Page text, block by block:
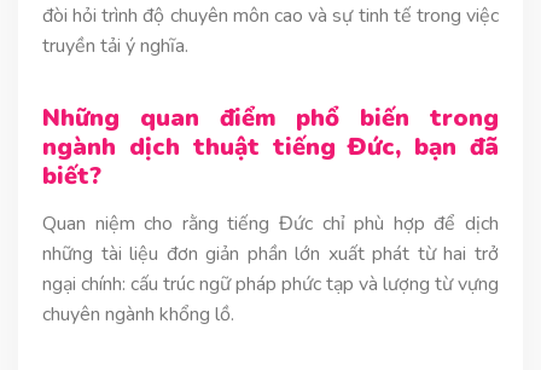
đòi hỏi trình độ chuyên môn cao và sự tinh tế trong việc
truyền tải ý nghĩa.
Những quan điểm phổ biến trong
ngành dịch thuật tiếng Đức, bạn đã
biết?
Quan niệm cho rằng tiếng Đức chỉ phù hợp để dịch
những tài liệu đơn giản phần lớn xuất phát từ hai trở
ngại chính: cấu trúc ngữ pháp phức tạp và lượng từ vựng
chuyên ngành khổng lồ.